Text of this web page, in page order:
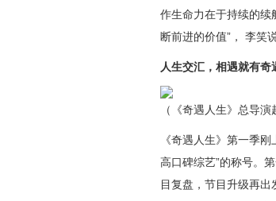
作生命力在于持续的续
断前进的价值”， 李笑说
人生交汇，相遇就有奇
（《奇遇人生》总导演
《奇遇人生》第一季
高口碑综艺”的称号。
目复盘 ，节目升级再出